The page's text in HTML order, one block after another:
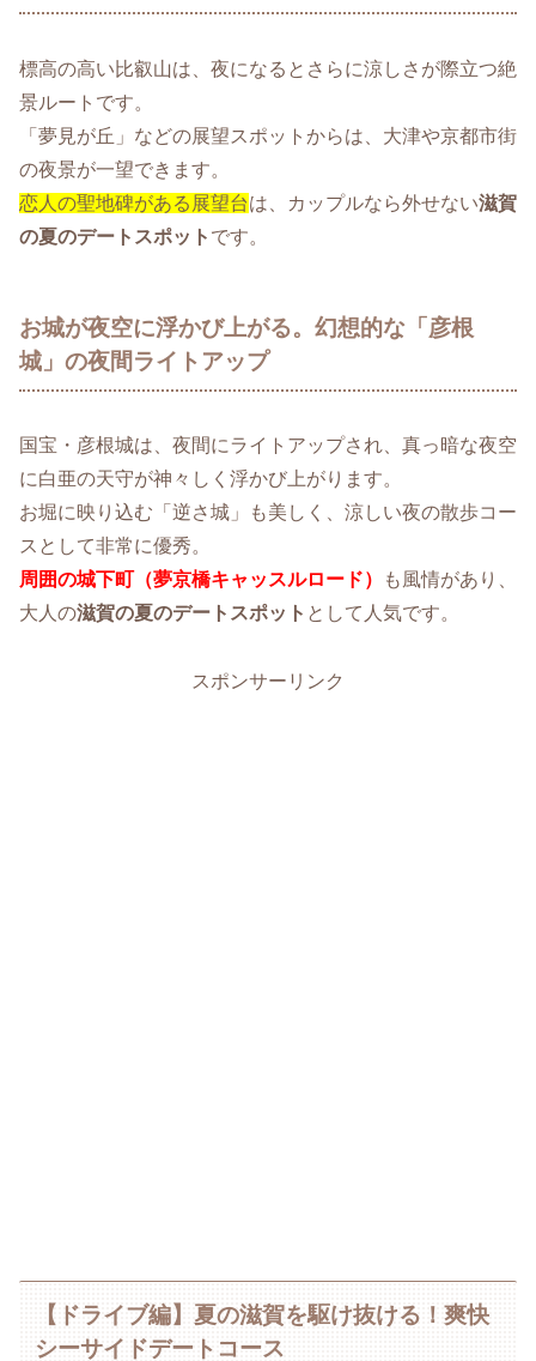
標高の高い比叡山は、夜になるとさらに涼しさが際立つ絶
景ルートです。
「夢見が丘」などの展望スポットからは、大津や京都市街
の夜景が一望できます。
恋人の聖地碑がある展望台は、カップルなら外せない滋賀
の夏のデートスポット です。
お城が夜空に浮かび上がる。幻想的な「彦根
城」の夜間ライトアップ
国宝・彦根城は、夜間にライトアップされ、真っ暗な夜空
に白亜の天守が神々しく浮かび上がります。
お堀に映り込む「逆さ城」も美しく、涼しい夜の散歩コー
スとして非常に優秀。
周囲の城下町（夢京橋キャッスルロード）
も風情があり、
大人の滋賀の夏のデートスポット として人気です。
スポンサーリンク
【ドライブ編】夏の滋賀を駆け抜ける！爽快
シーサイドデートコース